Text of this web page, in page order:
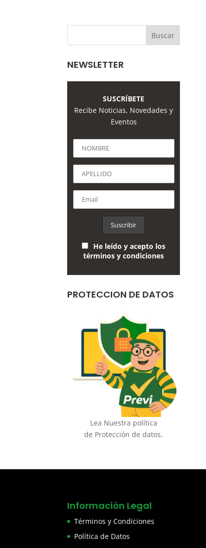
NEWSLETTER
SUSCRÍBETE
Recibe Noticias, Novedades y
Eventos
He leído y acepto los
términos y condiciones
PROTECCION DE DATOS
Lea Nuestra política
de Protección de datos.
Información Legal
Términos y Condiciones
Política de Datos